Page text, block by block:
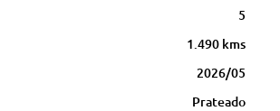
5
1.490 kms
2026/05
Prateado